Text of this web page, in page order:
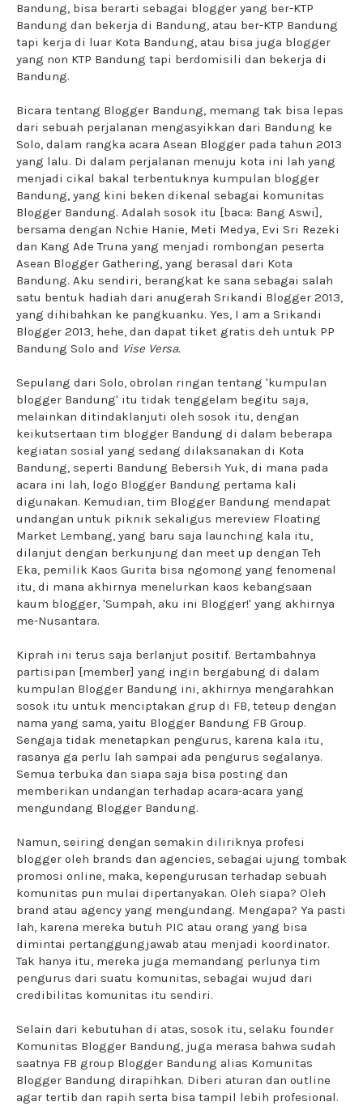
Bandung, bisa berarti sebagai blogger yang ber-KTP
Bandung dan bekerja di Bandung, atau ber-KTP Bandung
tapi kerja di luar Kota Bandung, atau bisa juga blogger
yang non KTP Bandung tapi berdomisili dan bekerja di
Bandung.
Bicara tentang Blogger Bandung, memang tak bisa lepas
dari sebuah perjalanan mengasyikkan dari Bandung ke
Solo, dalam rangka acara Asean Blogger pada tahun 2013
yang lalu. Di dalam perjalanan menuju kota ini lah yang
menjadi cikal bakal terbentuknya kumpulan blogger
Bandung, yang kini beken dikenal sebagai komunitas
Blogger Bandung. Adalah sosok itu [baca: Bang Aswi],
bersama dengan Nchie Hanie, Meti Medya, Evi Sri Rezeki
dan Kang Ade Truna yang menjadi rombongan peserta
Asean Blogger Gathering, yang berasal dari Kota
Bandung. Aku sendiri, berangkat ke sana sebagai salah
satu bentuk hadiah dari anugerah Srikandi Blogger 2013,
yang dihibahkan ke pangkuanku. Yes, I am a Srikandi
Blogger 2013, hehe, dan dapat tiket gratis deh untuk PP
Bandung Solo and Vise Versa.
Sepulang dari Solo, obrolan ringan tentang 'kumpulan
blogger Bandung' itu tidak tenggelam begitu saja,
melainkan ditindaklanjuti oleh sosok itu, dengan
keikutsertaan tim blogger Bandung di dalam beberapa
kegiatan sosial yang sedang dilaksanakan di Kota
Bandung, seperti Bandung Bebersih Yuk, di mana pada
acara ini lah, logo Blogger Bandung pertama kali
digunakan. Kemudian, tim Blogger Bandung mendapat
undangan untuk piknik sekaligus mereview Floating
Market Lembang, yang baru saja launching kala itu,
dilanjut dengan berkunjung dan meet up dengan Teh
Eka, pemilik Kaos Gurita bisa ngomong yang fenomenal
itu, di mana akhirnya menelurkan kaos kebangsaan
kaum blogger, 'Sumpah, aku ini Blogger!' yang akhirnya
me-Nusantara.
Kiprah ini terus saja berlanjut positif. Bertambahnya
partisipan [member] yang ingin bergabung di dalam
kumpulan Blogger Bandung ini, akhirnya mengarahkan
sosok itu untuk menciptakan grup di FB, teteup dengan
nama yang sama, yaitu Blogger Bandung FB Group.
Sengaja tidak menetapkan pengurus, karena kala itu,
rasanya ga perlu lah sampai ada pengurus segalanya.
Semua terbuka dan siapa saja bisa posting dan
memberikan undangan terhadap acara-acara yang
mengundang Blogger Bandung.
Namun, seiring dengan semakin diliriknya profesi
blogger oleh brands dan agencies, sebagai ujung tombak
promosi online, maka, kepengurusan terhadap sebuah
komunitas pun mulai dipertanyakan. Oleh siapa? Oleh
brand atau agency yang mengundang. Mengapa? Ya pasti
lah, karena mereka butuh PIC atau orang yang bisa
dimintai pertanggungjawab atau menjadi koordinator.
Tak hanya itu, mereka juga memandang perlunya tim
pengurus dari suatu komunitas, sebagai wujud dari
credibilitas komunitas itu sendiri.
Selain dari kebutuhan di atas, sosok itu, selaku founder
Komunitas Blogger Bandung, juga merasa bahwa sudah
saatnya FB group Blogger Bandung alias Komunitas
Blogger Bandung dirapihkan. Diberi aturan dan outline
agar tertib dan rapih serta bisa tampil lebih profesional.